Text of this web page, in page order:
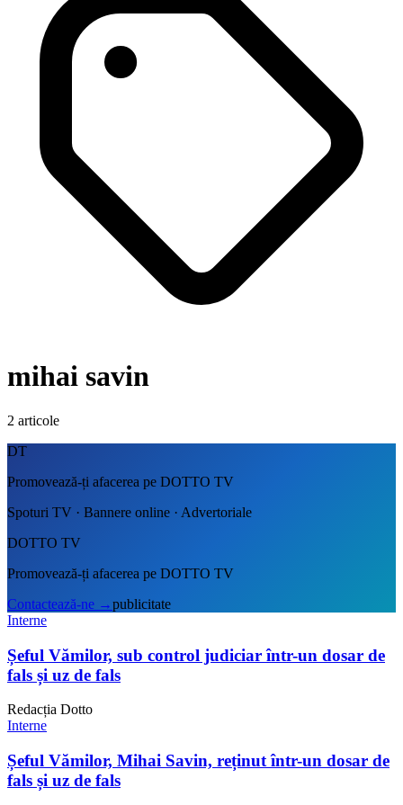
mihai savin
2 articole
DT
Promovează-ți afacerea pe DOTTO TV
Spoturi TV · Bannere online · Advertoriale
DOTTO TV
Promovează-ți afacerea pe DOTTO TV
Contactează-ne →publicitate
Interne
Șeful Vămilor, sub control judiciar într-un dosar de
fals și uz de fals
Redacția Dotto
Interne
Șeful Vămilor, Mihai Savin, reținut într-un dosar de
fals și uz de fals